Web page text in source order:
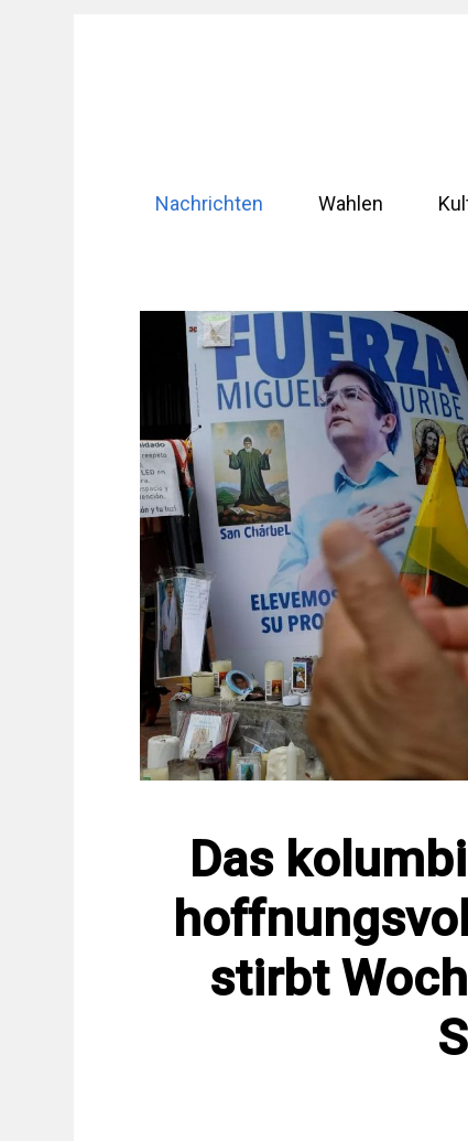
Nachrichten Wahlen
Das
stirbt